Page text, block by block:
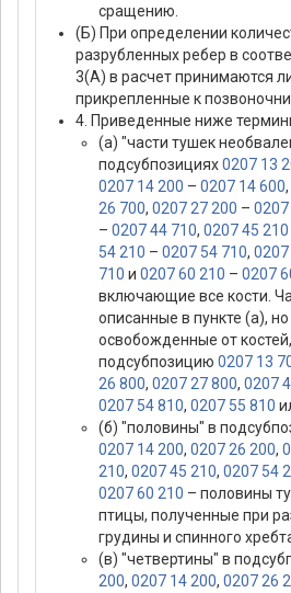
сращению.
(Б) При определении
разрубленных ребер в
3(А) в расчет принимаются
прикрепленные к
4. Приведенные ниже
(а) "части тушек
подсубпозициях0207 13
0207 14 200 – 0207 14 600,
26 700, 0207 27 200 – 0207
– 0207 44 710, 0207 45 210
54 210 – 0207 54 710, 0207
710 и 0207 60 210 – 0207
включающие все кости.
описанные в пункте (а),
освобожденные от
подсубпозицию 0207 13
26 800, 0207 27 800, 0207
0207 54 810, 0207 55 810
(б) "половины" в
0207 14 200, 0207 26 200,
210, 0207 45 210, 0207 54
0207 60 210 – половины
птицы, полученные при
грудины и спинного
(в) "четвертины" в
200, 0207 14 200, 0207 26